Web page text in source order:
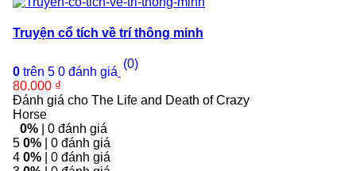
Truyện cổ tích về trí thông minh
0 trên 5 0 đánh giá
(0)
80.000 ₫
Đánh giá cho The Life and Death of Crazy
Horse
0% | 0 đánh giá
5 0% | 0 đánh giá
4 0% | 0 đánh giá